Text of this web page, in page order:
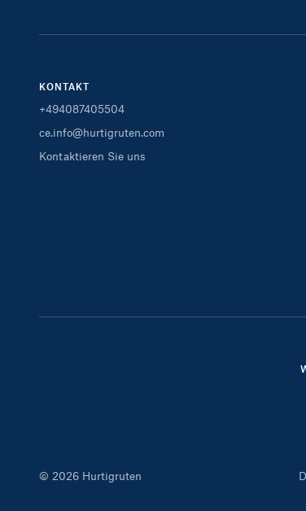
KONTAKT
+494087405504
ce.info@hurtigruten.com
Kontaktieren Sie uns
© 2026 Hurtigruten